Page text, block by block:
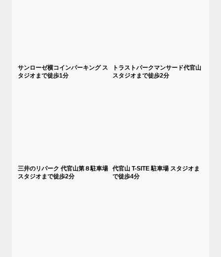
サンローゼ横コインパーキング ス
タジオまで徒歩1分
トラストパークマンサード代官山
スタジオまで徒歩2分
三井のリパーク 代官山第８駐車場
スタジオまで徒歩2分
代官山 T-SITE 駐車場 スタジオま
で徒歩4分